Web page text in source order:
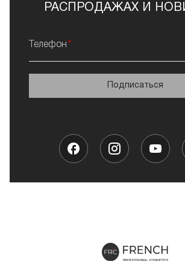
РАСПРОДАЖАХ И
Телефон
Подписаться